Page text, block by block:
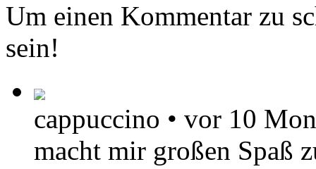
Um einen Kommentar zu
sein!
cappuccino • vor 10
macht mir großen Spaß